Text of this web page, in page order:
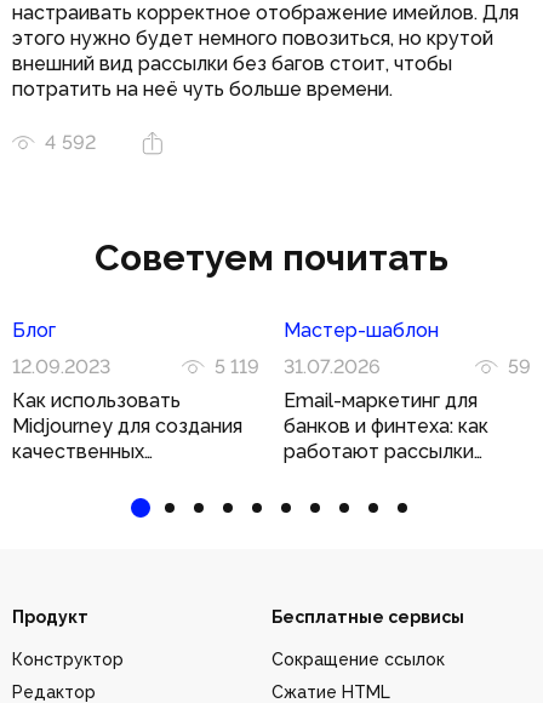
настраивать корректное отображение имейлов. Для
этого нужно будет немного повозиться, но крутой
внешний вид рассылки без багов стоит, чтобы
потратить на неё чуть больше времени.
4 592
Советуем почитать
Блог
12.09.2023
5 119
Как использовать
Midjourney для создания
качественных
Мастер-шаблон
31.07.2026
59
Email-маркетинг для
банков и финтеха: как
работают рассылки
Продукт
Конструктор
Редактор
Бесплатные сервисы
Сокращение ссылок
Сжатие HTML